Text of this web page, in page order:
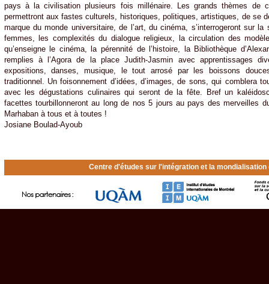
pays à la civilisation plusieurs fois millénaire. Les grands thèmes de
permettront aux fastes culturels, historiques, politiques, artistiques, de se
marque du monde universitaire, de l’art, du cinéma, s’interrogeront sur
femmes, les complexités du dialogue religieux, la circulation des
qu’enseigne le cinéma, la pérennité de l’histoire, la Bibliothèque
remplies à l’Agora de la place Judith-Jasmin avec apprentissages
expositions, danses, musique, le tout arrosé par les boissons
traditionnel. Un foisonnement d’idées, d’images, de sons, qui comblera
avec les dégustations culinaires qui seront de la fête. Bref un
facettes tourbillonneront au long de nos 5 jours au pays des merveilles
Marhaban à tous et à toutes !
Josiane Boulad-Ayoub
Centre d'études sur l'intégration et la mondialisation